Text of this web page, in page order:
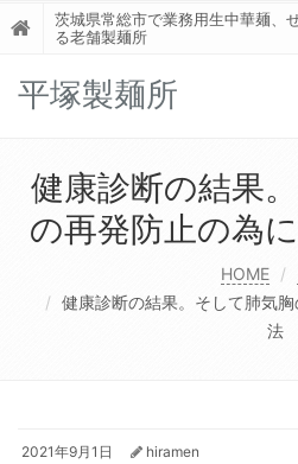
茨城県常総市で業務用生中華麺、
る老舗製麺所
平塚製麺所
健康診断の結果
の再発防止の為
HOME
健康診断の結果。そして肺気
法
2021年9月1日 hiramen